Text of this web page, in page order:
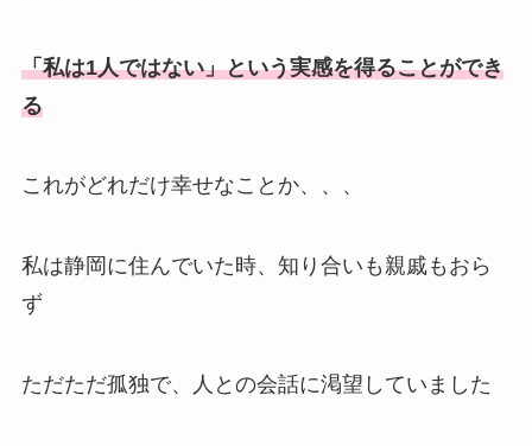
「私は1人ではない」という実感を得ることができ
る
これがどれだけ幸せなことか、、、
私は静岡に住んでいた時、知り合いも親戚もおら
ず
ただただ孤独で、人との会話に渇望していました